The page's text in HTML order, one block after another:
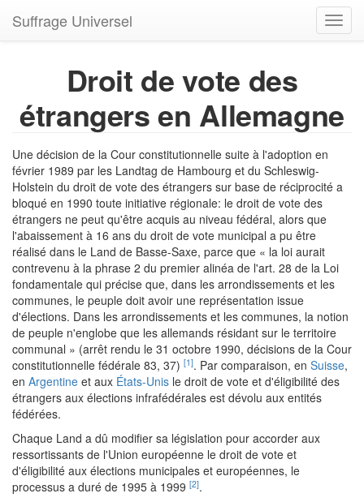
Suffrage Universel
Droit de vote des
étrangers en Allemagne
Une décision de la Cour constitutionnelle suite à l'adoption en
février 1989 par les Landtag de Hambourg et du Schleswig-
Holstein du droit de vote des étrangers sur base de réciprocité a
bloqué en 1990 toute initiative régionale: le droit de vote des
étrangers ne peut qu'être acquis au niveau fédéral, alors que
l'abaissement à 16 ans du droit de vote municipal a pu être
réalisé dans le Land de Basse-Saxe, parce que « la loi aurait
contrevenu à la phrase 2 du premier alinéa de l'art. 28 de la Loi
fondamentale qui précise que, dans les arrondissements et les
communes, le peuple doit avoir une représentation issue
d'élections. Dans les arrondissements et les communes, la notion
de peuple n'englobe que les allemands résidant sur le territoire
communal » (arrêt rendu le 31 octobre 1990, décisions de la Cour
constitutionnelle fédérale 83, 37) [1]. Par comparaison, en Suisse,
en Argentine et aux États-Unis le droit de vote et d'éligibilité des
étrangers aux élections infrafédérales est dévolu aux entités
fédérées.
Chaque Land a dû modifier sa législation pour accorder aux
ressortissants de l'Union européenne le droit de vote et
d'éligibilité aux élections municipales et européennes, le
processus a duré de 1995 à 1999 [2].